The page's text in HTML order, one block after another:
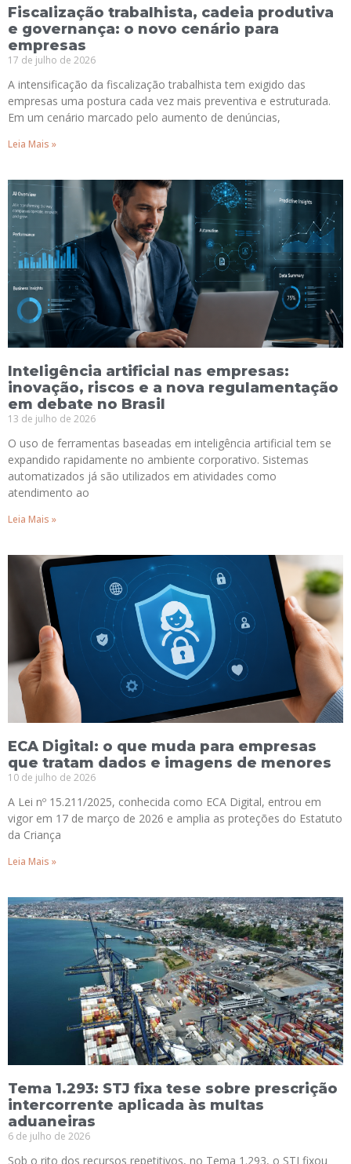
Fiscalização trabalhista, cadeia produtiva
e governança: o novo cenário para
empresas
17 de julho de 2026
A intensificação da fiscalização trabalhista tem exigido das
empresas uma postura cada vez mais preventiva e estruturada.
Em um cenário marcado pelo aumento de denúncias,
Leia Mais »
Inteligência artificial nas empresas:
inovação, riscos e a nova regulamentação
em debate no Brasil
13 de julho de 2026
O uso de ferramentas baseadas em inteligência artificial tem se
expandido rapidamente no ambiente corporativo. Sistemas
automatizados já são utilizados em atividades como
atendimento ao
Leia Mais »
ECA Digital: o que muda para empresas
que tratam dados e imagens de menores
10 de julho de 2026
A Lei nº 15.211/2025, conhecida como ECA Digital, entrou em
vigor em 17 de março de 2026 e amplia as proteções do Estatuto
da Criança
Leia Mais »
Tema 1.293: STJ fixa tese sobre prescrição
intercorrente aplicada às multas
aduaneiras
6 de julho de 2026
Sob o rito dos recursos repetitivos, no Tema 1.293, o STJ fixou